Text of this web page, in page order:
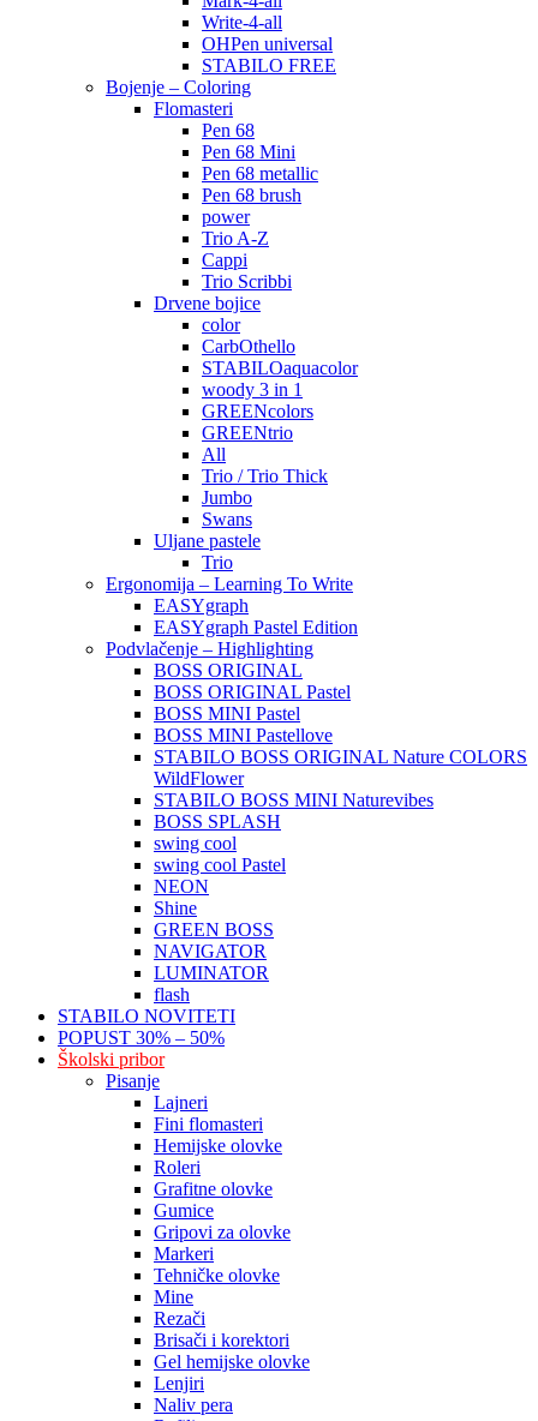
Write-4-all
OHPen universal
STABILO FREE
Bojenje – Coloring
Flomasteri
Pen 68
Pen 68 Mini
Pen 68 metallic
Pen 68 brush
power
Trio A-Z
Cappi
Trio Scribbi
Drvene bojice
color
CarbOthello
STABILOaquacolor
woody 3 in 1
GREENcolors
GREENtrio
All
Trio / Trio Thick
Jumbo
Swans
Uljane pastele
Trio
Ergonomija – Learning To Write
EASYgraph
EASYgraph Pastel Edition
Podvlačenje – Highlighting
BOSS ORIGINAL
BOSS ORIGINAL Pastel
BOSS MINI Pastel
BOSS MINI Pastellove
STABILO BOSS ORIGINAL Nature COLORS
WildFlower
STABILO BOSS MINI Naturevibes
BOSS SPLASH
swing cool
swing cool Pastel
NEON
Shine
GREEN BOSS
NAVIGATOR
LUMINATOR
flash
STABILO NOVITETI
POPUST 30% – 50%
Školski pribor
Pisanje
Lajneri
Fini flomasteri
Hemijske olovke
Roleri
Grafitne olovke
Gumice
Gripovi za olovke
Markeri
Tehničke olovke
Mine
Rezači
Brisači i korektori
Gel hemijske olovke
Lenjiri
Naliv pera